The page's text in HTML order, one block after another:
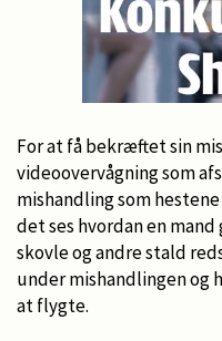
For at få bekræftet sin
videoovervågning som
mishandling som
det ses hvordan en
skovle og andre stald
under mishandlingen og
at flygte.